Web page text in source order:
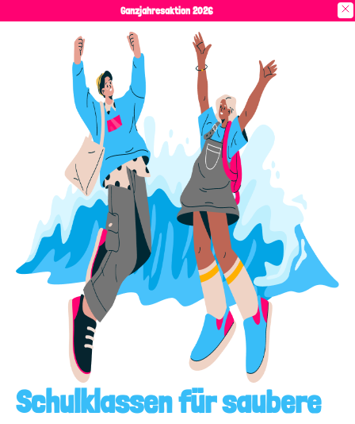
Ganzjahresaktion 2026
Schulklassen für saubere